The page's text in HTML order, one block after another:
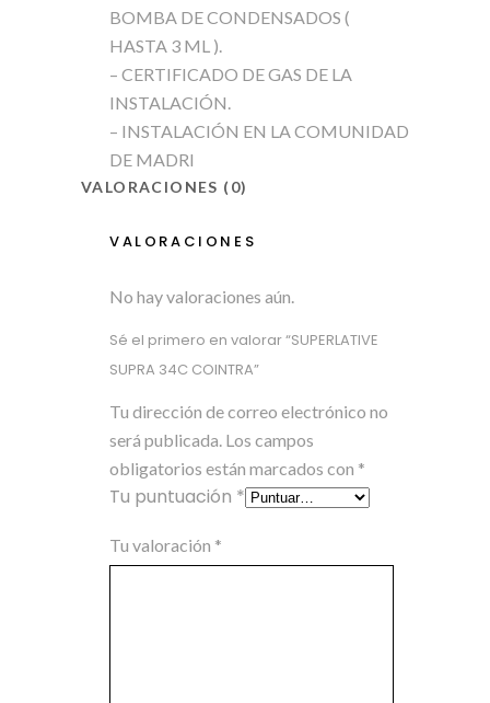
BOMBA DE CONDENSADOS (
HASTA 3 ML ).
– CERTIFICADO DE GAS DE LA
INSTALACIÓN.
– INSTALACIÓN EN LA COMUNIDAD
DE MADRI
VALORACIONES (0)
VALORACIONES
No hay valoraciones aún.
Sé el primero en valorar “SUPERLATIVE
SUPRA 34C COINTRA”
Tu dirección de correo electrónico no
será publicada. Los campos
obligatorios están marcados con *
Tu puntuación *
Tu valoración *